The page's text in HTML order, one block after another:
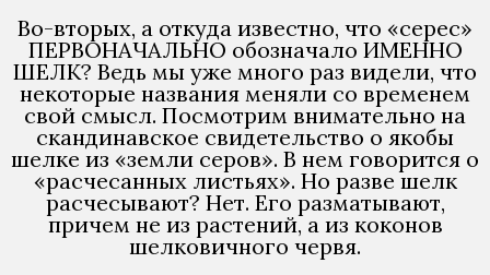
Во-вторых, а откуда известно, что «серес»
ПЕРВОНАЧАЛЬНО обозначало ИМЕННО
ШЕЛК? Ведь мы уже много раз видели, что
некоторые названия меняли со временем
свой смысл. Посмотрим внимательно на
скандинавское свидетельство о якобы
шелке из «земли серов». В нем говорится о
«расчесанных листьях». Но разве шелк
расчесывают? Нет. Его разматывают,
причем не из растений, а из коконов
шелковичного червя.